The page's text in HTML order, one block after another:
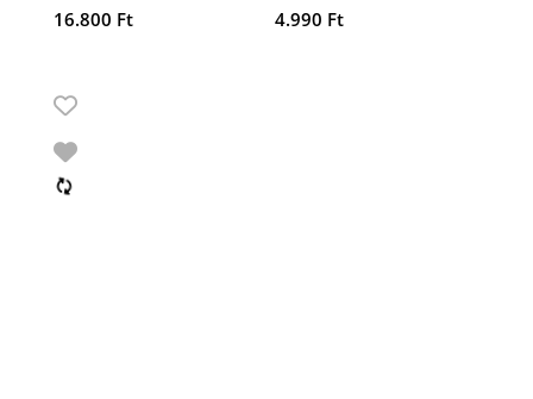
16.800 Ft 4.990 Ft